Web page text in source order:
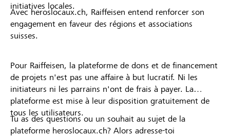
initiatives locales.
Avec heroslocaux.ch, Raiffeisen entend renforcer son
engagement en faveur des régions et associations
suisses.
Pour Raiffeisen, la plateforme de dons et de financement
de projets n'est pas une affaire à but lucratif. Ni les
initiateurs ni les parrains n'ont de frais à payer. La
plateforme est mise à leur disposition gratuitement de
tous les utilisateurs.
Tu as des questions ou un souhait au sujet de la
plateforme heroslocaux.ch? Alors adresse-toi